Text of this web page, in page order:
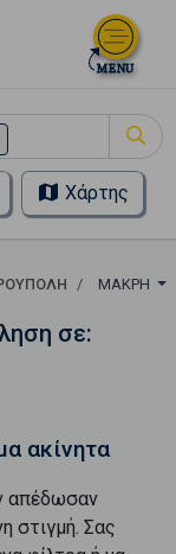
Χάρτης
ΜΆΚΡΗ
σε:
ακίνητα
απέδωσαν
στιγμή. Σας